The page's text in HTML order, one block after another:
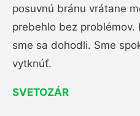
posuvnú bránu vrátane
prebehlo bez problémov.
sme sa dohodli. Sme
vytknúť.
SVETOZÁR